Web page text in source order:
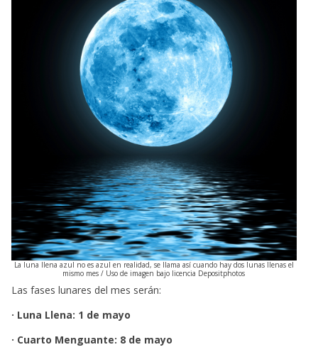
La luna llena azul no es azul en realidad, se llama así cuando hay dos lunas llenas el
mismo mes / Uso de imagen bajo licencia Depositphotos
Las fases lunares del mes serán:
· Luna Llena: 1 de mayo
· Cuarto Menguante: 8 de mayo